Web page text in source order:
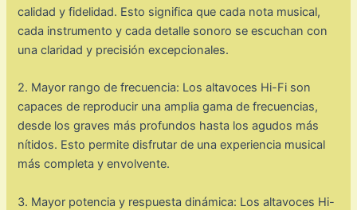
calidad y fidelidad. Esto significa que cada nota musical,
cada instrumento y cada detalle sonoro se escuchan con
una claridad y precisión excepcionales.
2. Mayor rango de frecuencia: Los altavoces Hi-Fi son
capaces de reproducir una amplia gama de frecuencias,
desde los graves más profundos hasta los agudos más
nítidos. Esto permite disfrutar de una experiencia musical
más completa y envolvente.
3. Mayor potencia y respuesta dinámica: Los altavoces Hi-